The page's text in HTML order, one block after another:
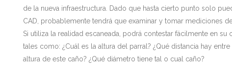
de la nueva infraestructura. Dado que hasta cierto punto solo
CAD, probablemente tendrá que examinar y tomar mediciones
Si utiliza la realidad escaneada, podrá contestar fácilmente en su
tales como: ¿Cuál es la altura del parral? ¿Qué distancia hay
altura de este caño? ¿Qué diámetro tiene tal o cual caño?